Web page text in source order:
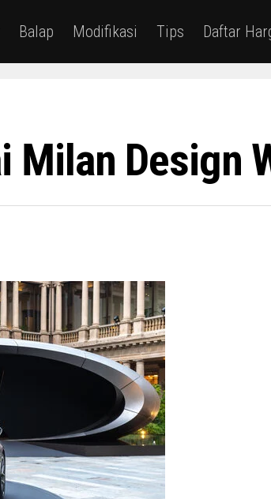
Balap Modifikasi Tips Daftar
Milan Design